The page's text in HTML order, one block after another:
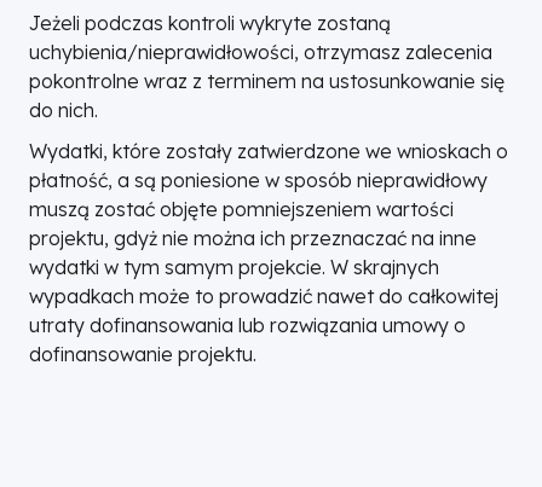
Jeżeli podczas kontroli wykryte zostaną
uchybienia/nieprawidłowości, otrzymasz zalecenia
pokontrolne wraz z terminem na ustosunkowanie się
do nich.
Wydatki, które zostały zatwierdzone we wnioskach o
płatność, a są poniesione w sposób nieprawidłowy
muszą zostać objęte pomniejszeniem wartości
projektu, gdyż nie można ich przeznaczać na inne
wydatki w tym samym projekcie. W skrajnych
wypadkach może to prowadzić nawet do całkowitej
utraty dofinansowania lub rozwiązania umowy o
dofinansowanie projektu.